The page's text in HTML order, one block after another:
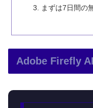
まずは7日間の
Adobe Firefly